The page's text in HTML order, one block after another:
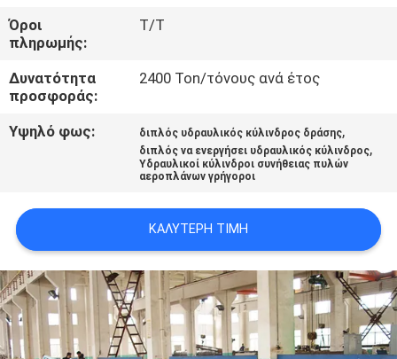
ΕΠΙΚΟΙΝΩΝΉΣΤΕ
ΜΑΖΊ
ΜΑΣ
ΖΗΤΉΣΤΕ
SITEMAP
ΠΟΛΙΤΙΚΉ
ΑΠΟΡΡΉΤΟΥ
Όροι
πληρωμής:
Τ/Τ
Δυνατότητα
προσφοράς:
2400 Ton/τόνους ανά έτος
Υψηλό φως: διπλός υδραυλικός κύλινδρος δράσης,
διπλός να ενεργήσει υδραυλικός κύλινδρος,
Υδραυλικοί κύλινδροι συνήθειας πυλών
αεροπλάνων γρήγοροι
ΚΑΛΎΤΕΡΗ ΤΙΜΉ